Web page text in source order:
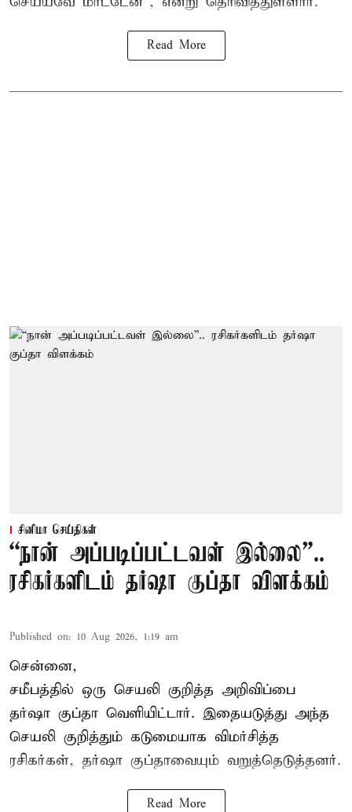
Read More
சினிமா செய்திகள்
“நான் அப்படிப்பட்டவள் இல்லை”..
ரசிகர்களிடம் தர்ஷா குப்தா விளக்கம்
Published on: 10 Aug 2026, 1:19 am
சென்னை,
சமீபத்தில் ஒரு செயலி குறித்த அறிவிப்பை
தர்ஷா குப்தா வெளியிட்டார். இதையடுத்து அந்த
செயலி குறித்தும் கடுமையாக விமர்சித்த
ரசிகர்கள், தர்ஷா குப்தாவையும் வறுத்தெடுத்தனர்.
Read More